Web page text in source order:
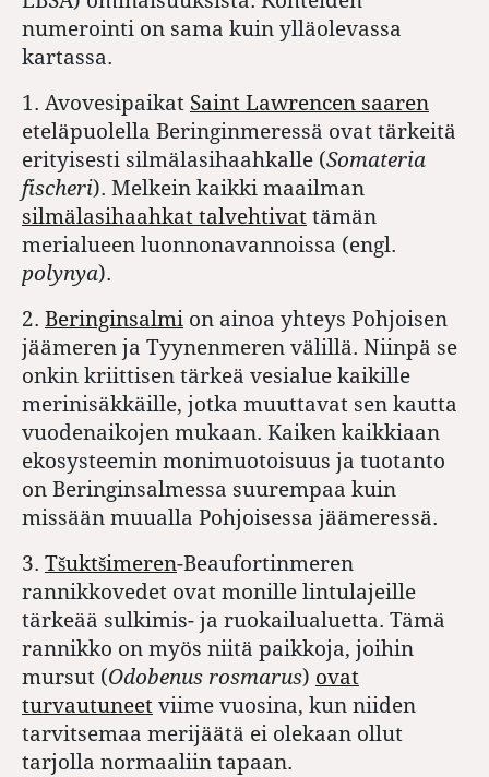
numerointi on sama kuin ylläolevassa
kartassa.
1. Avovesipaikat Saint Lawrencen saaren
eteläpuolella Beringinmeressä ovat tärkeitä
erityisesti silmälasihaahkalle (Somateria
fischeri). Melkein kaikki maailman
silmälasihaahkat talvehtivat tämän
merialueen luonnonavannoissa (engl.
polynya).
2. Beringinsalmi on ainoa yhteys Pohjoisen
jäämeren ja Tyynenmeren välillä. Niinpä se
onkin kriittisen tärkeä vesialue kaikille
merinisäkkäille, jotka muuttavat sen kautta
vuodenaikojen mukaan. Kaiken kaikkiaan
ekosysteemin monimuotoisuus ja tuotanto
on Beringinsalmessa suurempaa kuin
missään muualla Pohjoisessa jäämeressä.
3. Tšuktšimeren-Beaufortinmeren
rannikkovedet ovat monille lintulajeille
tärkeää sulkimis- ja ruokailualuetta. Tämä
rannikko on myös niitä paikkoja, joihin
mursut (Odobenus rosmarus) ovat
turvautuneet viime vuosina, kun niiden
tarvitsemaa merijäätä ei olekaan ollut
tarjolla normaaliin tapaan.